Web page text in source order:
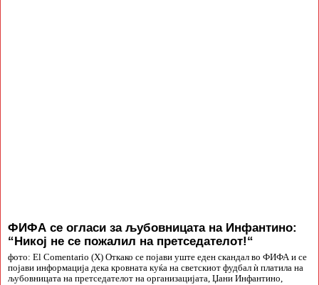
ФИФА се огласи за љубовницата на Инфантино:
“Никој не се пожалил на претседателот!“
фото: El Comentario (X) Откако се појави уште еден скандал во ФИФА и се
појави информација дека кровната куќа на светскиот фудбал ѝ платила на
љубовницата на претседателот на организацијата, Џани Инфантино,